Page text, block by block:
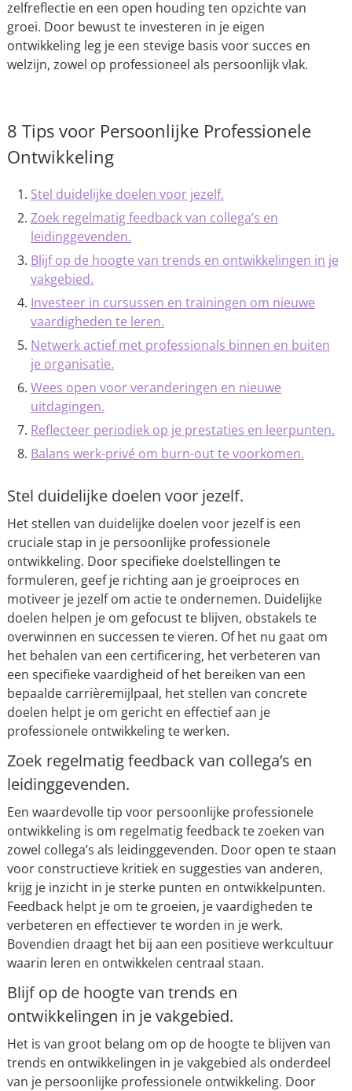
zelfreflectie en een open houding ten opzichte van
groei. Door bewust te investeren in je eigen
ontwikkeling leg je een stevige basis voor succes en
welzijn, zowel op professioneel als persoonlijk vlak.
8 Tips voor Persoonlijke Professionele
Ontwikkeling
Stel duidelijke doelen voor jezelf.
Zoek regelmatig feedback van collega’s en
leidinggevenden.
Blijf op de hoogte van trends en ontwikkelingen in je
vakgebied.
Investeer in cursussen en trainingen om nieuwe
vaardigheden te leren.
Netwerk actief met professionals binnen en buiten
je organisatie.
Wees open voor veranderingen en nieuwe
uitdagingen.
Reflecteer periodiek op je prestaties en leerpunten.
Balans werk-privé om burn-out te voorkomen.
Stel duidelijke doelen voor jezelf.
Het stellen van duidelijke doelen voor jezelf is een
cruciale stap in je persoonlijke professionele
ontwikkeling. Door specifieke doelstellingen te
formuleren, geef je richting aan je groeiproces en
motiveer je jezelf om actie te ondernemen. Duidelijke
doelen helpen je om gefocust te blijven, obstakels te
overwinnen en successen te vieren. Of het nu gaat om
het behalen van een certificering, het verbeteren van
een specifieke vaardigheid of het bereiken van een
bepaalde carrièremijlpaal, het stellen van concrete
doelen helpt je om gericht en effectief aan je
professionele ontwikkeling te werken.
Zoek regelmatig feedback van collega’s en
leidinggevenden.
Een waardevolle tip voor persoonlijke professionele
ontwikkeling is om regelmatig feedback te zoeken van
zowel collega’s als leidinggevenden. Door open te staan
voor constructieve kritiek en suggesties van anderen,
krijg je inzicht in je sterke punten en ontwikkelpunten.
Feedback helpt je om te groeien, je vaardigheden te
verbeteren en effectiever te worden in je werk.
Bovendien draagt het bij aan een positieve werkcultuur
waarin leren en ontwikkelen centraal staan.
Blijf op de hoogte van trends en
ontwikkelingen in je vakgebied.
Het is van groot belang om op de hoogte te blijven van
trends en ontwikkelingen in je vakgebied als onderdeel
van je persoonlijke professionele ontwikkeling. Door